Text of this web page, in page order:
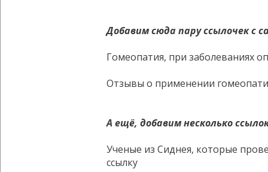
Добавим сюда пару ссылочек с
Гомеопатия, при заболеваниях
Отзывы о применении
А ещё, добавим несколько
Ученые из Сиднея, которые
ссылку